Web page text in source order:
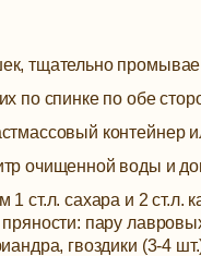
тщательно
по спинке по обе
контейнер
очищенной воды и
ст.л. сахара и 2
пару
гвоздики (3-4